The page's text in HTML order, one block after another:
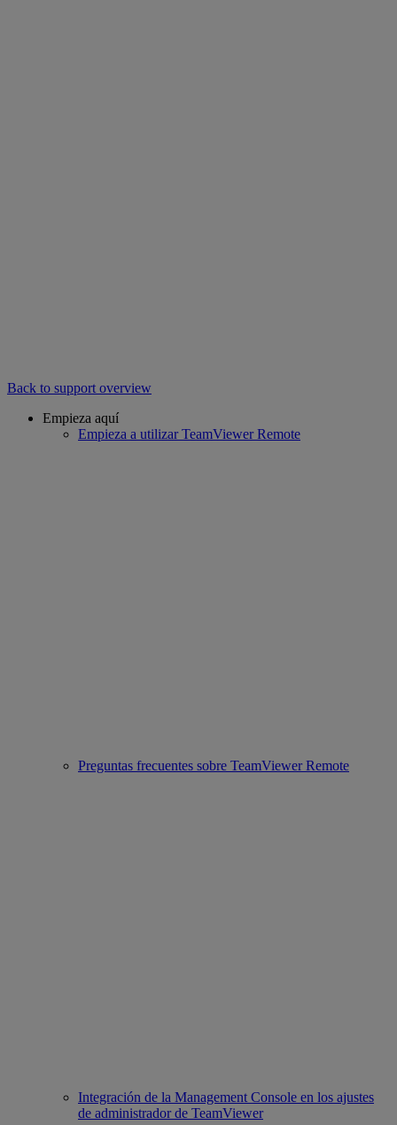
Back to support overview
Empieza aquí
Empieza a utilizar TeamViewer Remote
Preguntas frecuentes sobre TeamViewer Remote
Integración de la Management Console en los ajustes
de administrador de TeamViewer